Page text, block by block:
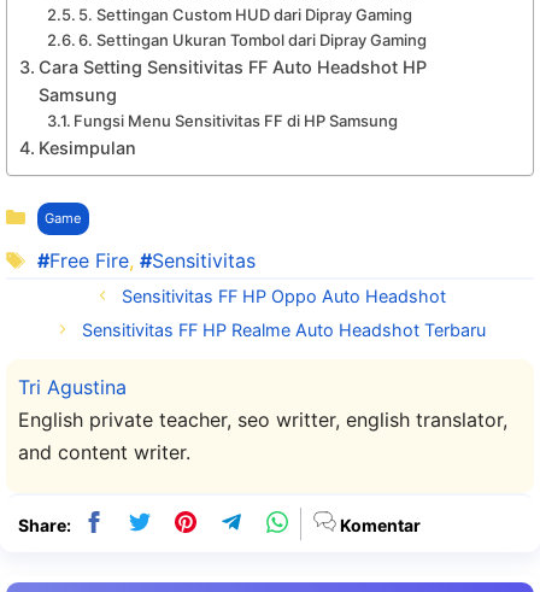
5. Settingan Custom HUD dari Dipray Gaming
6. Settingan Ukuran Tombol dari Dipray Gaming
Cara Setting Sensitivitas FF Auto Headshot HP
Samsung
Fungsi Menu Sensitivitas FF di HP Samsung
Kesimpulan
Kategori
Game
Tag
Free Fire, Sensitivitas
Sensitivitas FF HP Oppo Auto Headshot
Sensitivitas FF HP Realme Auto Headshot Terbaru
Tri Agustina
English private teacher, seo writter, english translator,
and content writer.
Share: Komentar